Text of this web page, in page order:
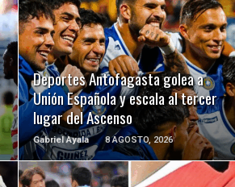
Deportes Antofagasta golea a
Unión Española y escala al tercer
lugar del Ascenso
Gabriel Ayala 8 AGOSTO, 2026
LEER MÁS